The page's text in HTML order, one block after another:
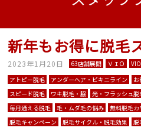
新年もお得に脱毛
2023年1月20日 63店舗展開 ＶＩＯ
アトピー脱毛
アンダーヘア・ビキニライン
スピード脱毛
ワキ脱毛・脇 光・フラッシュ脱
毎月通える脱毛
毛・ムダ毛の悩み 無料脱毛
脱毛キャンペーン
脱毛サイクル・脱毛効果 脱